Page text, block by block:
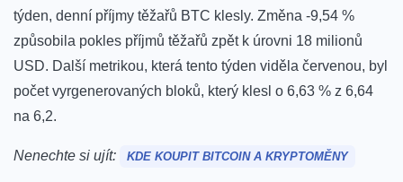
týden, denní příjmy těžařů BTC klesly. Změna -9,54 %
způsobila pokles příjmů těžařů zpět k úrovni 18 milionů
USD. Další metrikou, která tento týden viděla červenou, byl
počet vyrgenerovaných bloků, který klesl o 6,63 % z 6,64
na 6,2.
Nenechte si ujít: KDE KOUPIT BITCOIN A KRYPTOMĚNY